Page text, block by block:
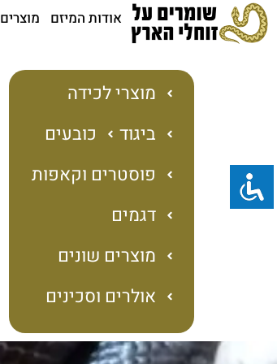
דילוג
לתוכן
אודות המיזם מוצרים
מוצרי לכידה
ביגוד
כובעים
פוסטרים וקאפות
דגמים
מוצרים שונים
אולרים וסכינים